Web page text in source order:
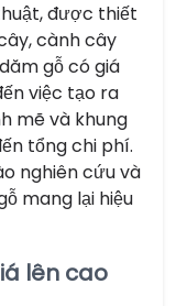
được thiết
cành cây
gỗ có giá
việc tạo ra
mẽ và khung
tổng chi phí.
nghiên cứu và
mang lại hiệu
lên cao